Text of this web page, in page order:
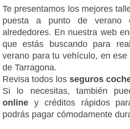
Te presentamos los mejores
puesta a punto de verano
alrededores. En nuestra web
que estás buscando para
verano para tu vehículo, en
de Tarragona.
Revisa todos los seguros
Si lo necesitas, también
online y créditos rápidos
podrás pagar cómodamente